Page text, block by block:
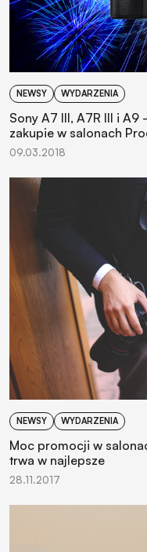
NEWSY WYDARZENIA
Sony A7 III, A7R III i
zakupie w salonach
09.03.2018
NEWSY WYDARZENIA
Moc promocji w
trwa w najlepsze
28.11.2017